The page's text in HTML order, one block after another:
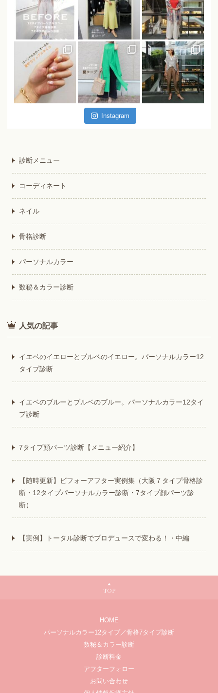
Instagram
診断メニュー
コーディネート
ネイル
骨格診断
パーソナルカラー
数秘＆カラー診断
人気の記事
イエベのイエローとブルベのイエロー。パーソナルカラー12
タイプ診断
イエベのブルーとブルベのブルー。パーソナルカラー12タイ
プ診断
7タイプ顔パーツ診断【メニュー紹介】
【随時更新】ビフォーアフター実例集（大阪７タイプ骨格診
断・12タイプパーソナルカラー診断・7タイプ顔パーツ診
断）
【実例】トータル診断でプロデュースで変わる！・中編
TOP
HOME
パーソナルカラー12タイプ／骨格7タイプ診断
数秘＆カラー診断
診断料金
アフターフォロー
お問い合わせ